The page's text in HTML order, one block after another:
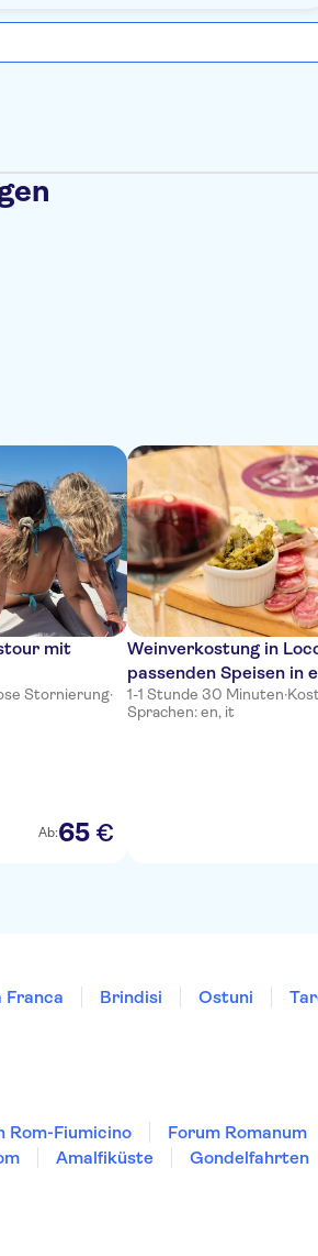
mit
Stornierung·
Ab:65 €
Weinverkostung in
passenden Speisen in
Weinhandlung
1-1 Stunde 30 Minuten·
Sprachen: en, it
Franca Brindisi Ostuni
Rom-Fiumicino Forum Romanum
Amalfiküste Gondelfahrten